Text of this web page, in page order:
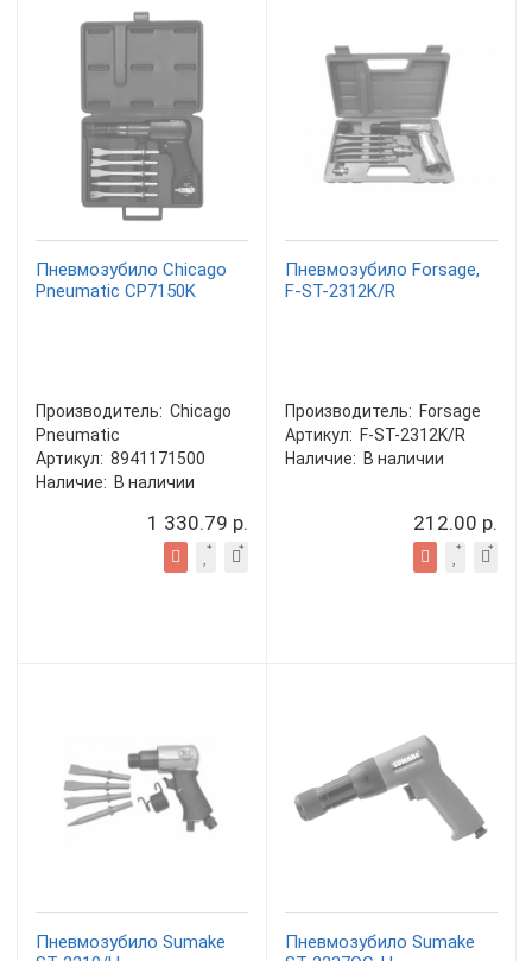
Пневмозубило Chicago
Pneumatic CP7150K
Производитель: Chicago
Pneumatic
Артикул: 8941171500
Наличие: В наличии
1 330.79 р.
Пневмозубило Forsage,
F-ST-2312K/R
Производитель: Forsage
Артикул: F-ST-2312K/R
Наличие: В наличии
212.00 р.
Пневмозубило Sumake
Пневмозубило Sumake